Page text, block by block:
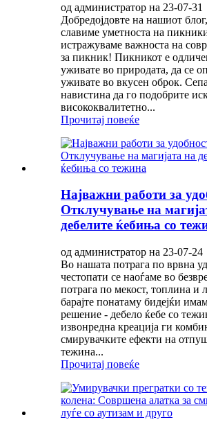
од администратор на 23-07-31
Добредојдовте на нашиот
славиме уметноста на
истражуваме важноста на
за пикник! Пикникот е
уживате во природата, да се
уживате во вкусен оброк.
навистина да го подобрите
висококвалитетно...
Прочитај повеќе
Најважни работи за
Отклучување на
дебелите ќебиња со
од администратор на 23-07-24
Во нашата потрага по врвна
честопати се наоѓаме во
потрага по мекост, топлина и
барајте понатаму бидејќи
решение - дебело ќебе со
извонредна креација ги
смирувачките ефекти на
тежина...
Прочитај повеќе